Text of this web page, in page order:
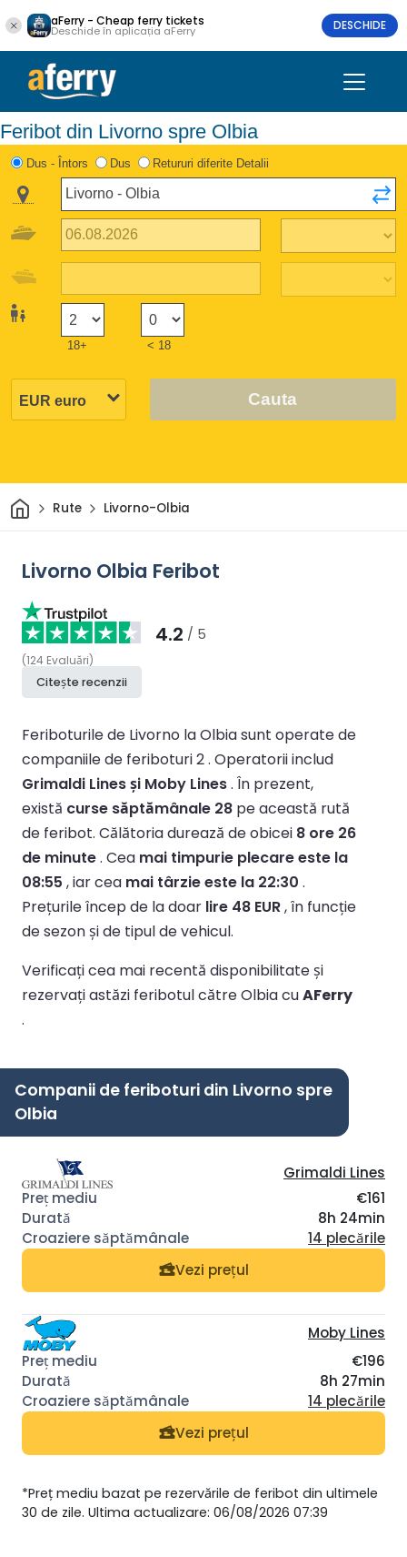
aFerry - Cheap ferry tickets
Deschide în aplicația aFerry DESCHIDE
Feribot din Livorno spre Olbia
Dus - Întors Dus Retururi diferite Detalii
18+ < 18
Cauta
AcasăRute Livorno-Olbia
Livorno Olbia Feribot
4.2 / 5
(124 Evaluări)
Citește recenzii
Feriboturile de Livorno la Olbia sunt operate de
companiile de feriboturi 2 . Operatorii includ
Grimaldi Lines și Moby Lines. În prezent,
există curse săptămânale 28 pe această rută
de feribot. Călătoria durează de obicei 8 ore 26
de minute. Cea mai timpurie plecare este la
08:55 , iar cea mai târzie este la 22:30 .
Prețurile încep de la doar lire 48 EUR, în funcție
de sezon și de tipul de vehicul.
Verificați cea mai recentă disponibilitate și
rezervați astăzi feribotul către Olbia cuAFerry
.
Companii de feriboturi din Livorno spre
Olbia
Grimaldi Lines
€161
8h 24min
14 plecările
Vezi prețul
Moby Lines
€196
8h 27min
14 plecările
Vezi prețul
*Preț mediu bazat pe rezervările de feribot din ultimele
30 de zile. Ultima actualizare: 06/08/2026 07:39